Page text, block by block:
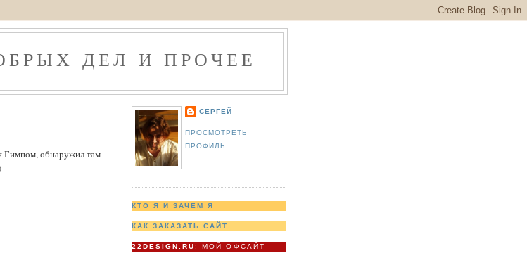
ДЕЛ И ПРОЧЕЕ
Гимпом, обнаружил там
СЕРГЕЙ
ПРОСМОТРЕТЬ
ПРОФИЛЬ
КТО Я И ЗАЧЕМ Я
КАК ЗАКАЗАТЬ САЙТ
22DESIGN.RU : МОЙ ОФСАЙТ